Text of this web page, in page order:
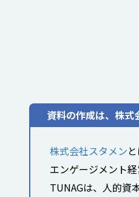
資料の作成は、株
株式会社スタメン
エンゲージメント
TUNAGは、人的資